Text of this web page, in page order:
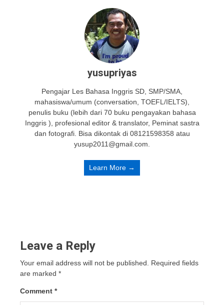
yusupriyas
Pengajar Les Bahasa Inggris SD, SMP/SMA,
mahasiswa/umum (conversation, TOEFL/IELTS),
penulis buku (lebih dari 70 buku pengayakan bahasa
Inggris ), profesional editor & translator, Peminat sastra
dan fotografi. Bisa dikontak di 08121598358 atau
yusup2011@gmail.com.
Learn More →
Leave a Reply
Your email address will not be published.
Required fields
are marked *
Comment *